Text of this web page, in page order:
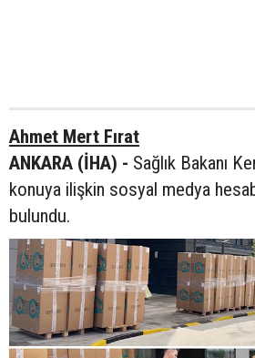
Ahmet Mert Fırat
ANKARA (İHA) - Sağlık Bakanı
konuya ilişkin sosyal medya
bulundu.